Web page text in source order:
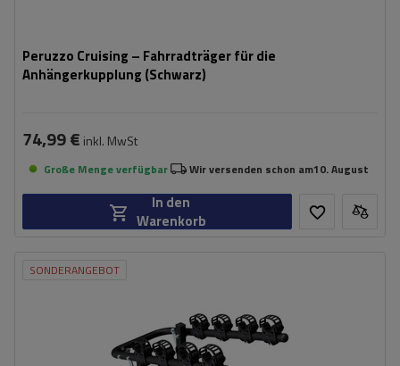
Peruzzo Cruising – Fahrradträger für die
Anhängerkupplung (Schwarz)
74,99 € inkl. MwSt
Große Menge verfügbar Wir versenden schon am10. August
In den
Warenkorb
SONDERANGEBOT
50 kg
Möglichkeit zum Neigen mit
montierten Fahrrädern:
ja